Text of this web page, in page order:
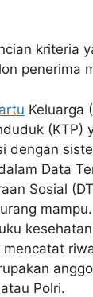
kriteria
penerima
Keluarga (
(KTP)
dengan
Data
Sosial
mampu.
mencatat
Polri.